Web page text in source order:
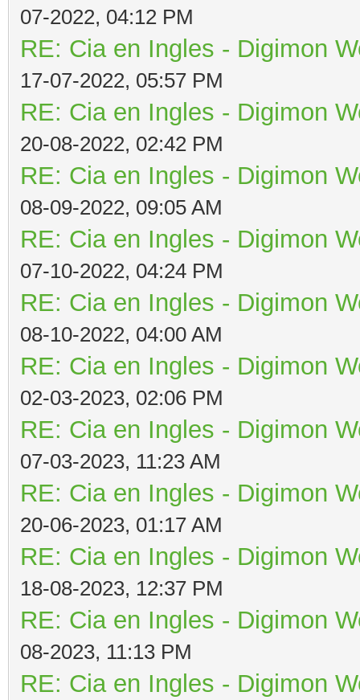
07-2022, 04:12 PM
RE: Cia en Ingles - Digimon
17-07-2022, 05:57 PM
RE: Cia en Ingles - Digimon
20-08-2022, 02:42 PM
RE: Cia en Ingles - Digimon
08-09-2022, 09:05 AM
RE: Cia en Ingles - Digimon
07-10-2022, 04:24 PM
RE: Cia en Ingles - Digimon
08-10-2022, 04:00 AM
RE: Cia en Ingles - Digimon
02-03-2023, 02:06 PM
RE: Cia en Ingles - Digimon
07-03-2023, 11:23 AM
RE: Cia en Ingles - Digimon
20-06-2023, 01:17 AM
RE: Cia en Ingles - Digimon
18-08-2023, 12:37 PM
RE: Cia en Ingles - Digimon
08-2023, 11:13 PM
RE: Cia en Ingles - Digimon